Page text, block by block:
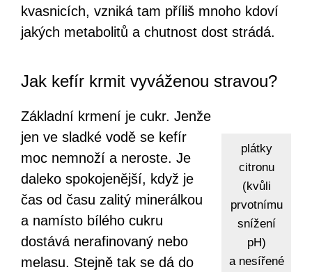
kvasnicích, vzniká tam příliš mnoho kdoví
jakých metabolitů a chutnost dost strádá.
Jak kefír krmit vyváženou stravou?
plátky
citronu
(kvůli
prvotnímu
snížení
pH)
a nesířené
Základní krmení je cukr. Jenže
jen ve sladké vodě se kefír
moc nemnoží a neroste. Je
daleko spokojenější, když je
čas od času zalitý minerálkou
a namísto bílého cukru
dostává nerafinovaný nebo
melasu. Stejně tak se dá do